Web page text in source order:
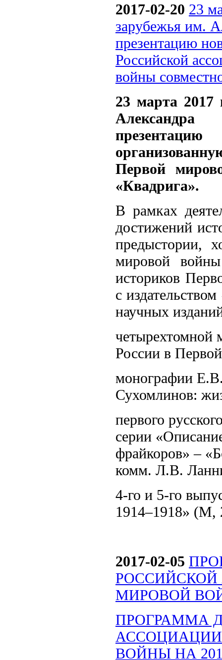
2017-02-20 23
зарубежья им.
презентацию
Российской
войны
23 марта 2017
Первой
«Квадрига».
В рамках
достижений
предыстории,
мировой войны
историков
с
научных
четырехтомной
России в
монографии
Сухомлинов:
первого
серии
фрайкоров» –
комм. Л.В.
4-го и 5-го
1914–1918» (М,
2017-02-05
МИРОВОЙ
ПРОГРАММА
ВОЙНЫ НА